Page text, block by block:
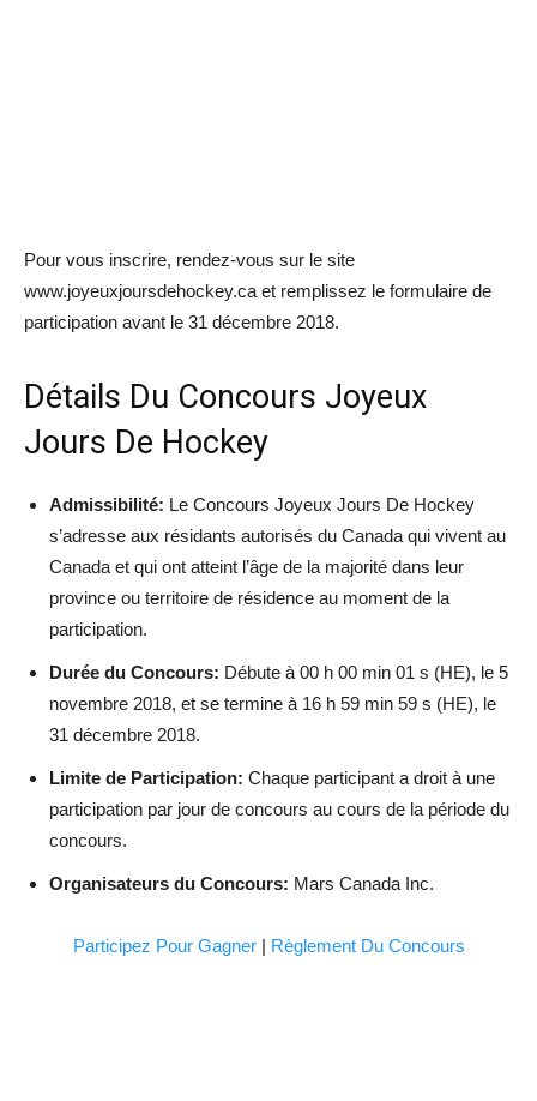
Pour vous inscrire, rendez-vous sur le site
www.joyeuxjoursdehockey.ca et remplissez le formulaire de
participation avant le 31 décembre 2018.
Détails Du Concours Joyeux
Jours De Hockey
Admissibilité: Le Concours Joyeux Jours De Hockey
s’adresse aux résidants autorisés du Canada qui vivent au
Canada et qui ont atteint l’âge de la majorité dans leur
province ou territoire de résidence au moment de la
participation.
Durée du Concours: Débute à 00 h 00 min 01 s (HE), le 5
novembre 2018, et se termine à 16 h 59 min 59 s (HE), le
31 décembre 2018.
Limite de Participation: Chaque participant a droit à une
participation par jour de concours au cours de la période du
concours.
Organisateurs du Concours: Mars Canada Inc.
Participez Pour Gagner| Règlement Du Concours